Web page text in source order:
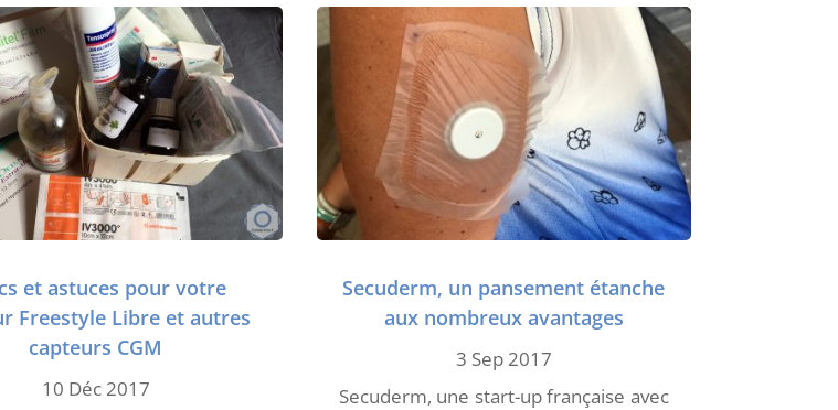
et astuces pour votre
Freestyle Libre et autres
capteurs CGM
10 Déc 2017
Secuderm, un pansement étanche
aux nombreux avantages
3 Sep 2017
Secuderm, une start-up française avec